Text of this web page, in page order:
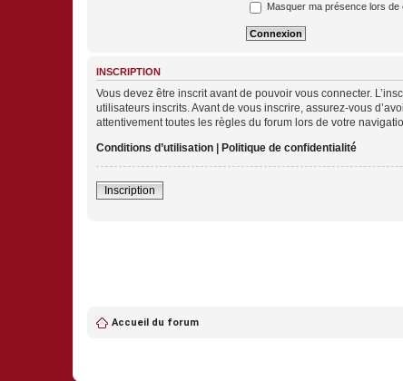
Masquer ma présence lors de
INSCRIPTION
Vous devez être inscrit avant de pouvoir vous connecter.
utilisateurs inscrits. Avant de vous inscrire, assurez-vous
attentivement toutes les règles du forum lors de votre
Conditions d’utilisation | Politique de confidentialité
Inscription
Accueil du forum